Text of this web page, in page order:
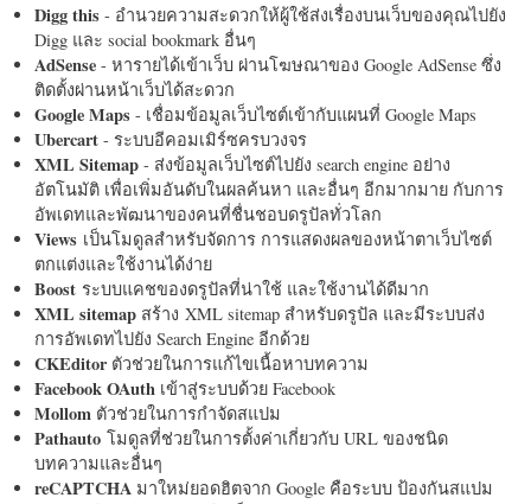
Digg this - อำนวยความสะดวกให้ผู้ใช้ส่งเรื่องบนเว็บของคุณไปยัง
Digg และ social bookmark อื่นๆ
AdSense - หารายได้เข้าเว็บ ผ่านโฆษณาของ Google AdSense ซึ่ง
ติดตั้งผ่านหน้าเว็บได้สะดวก
Google Maps - เชื่อมข้อมูลเว็บไซต์เข้ากับแผนที่ Google Maps
Ubercart - ระบบอีคอมเมิร์ซครบวงจร
XML Sitemap - ส่งข้อมูลเว็บไซต์ไปยัง search engine อย่าง
อัตโนมัติ เพื่อเพิ่มอันดับในผลค้นหา และอื่นๆ อีกมากมาย กับการ
อัพเดทและพัฒนาของคนที่ชื่นชอบดรูปัลทั่วโลก
Views เป็นโมดูลสำหรับจัดการ การแสดงผลของหน้าตาเว็บไซต์
ตกแต่งและใช้งานได้ง่าย
Boost ระบบแคชของดรูปัลที่น่าใช้ และใช้งานได้ดีมาก
XML sitemap สร้าง XML sitemap สำหรับดรูปัล และมีระบบส่ง
การอัพเดทไปยัง Search Engine อีกด้วย
CKEditorตัวช่วยในการแก้ไขเนื้อหาบทความ
Facebook OAuth เข้าสู่ระบบด้วย Facebook
Mollom ตัวช่วยในการกำจัดสแปม
Pathauto โมดูลที่ช่วยในการตั้งค่าเกี่ยวกับ URL ของชนิด
บทความและอื่นๆ
reCAPTCHA มาใหม่ยอดฮิตจาก Google คือระบบ ป้องกันสแปม